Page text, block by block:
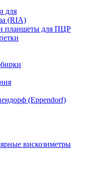
для
(RIA)
планшеты для ПЦР
(Eppendorf)
вискозиметры